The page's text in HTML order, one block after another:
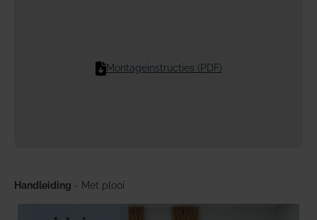
Montageinstructies (PDF)
Handleiding - Met plooi